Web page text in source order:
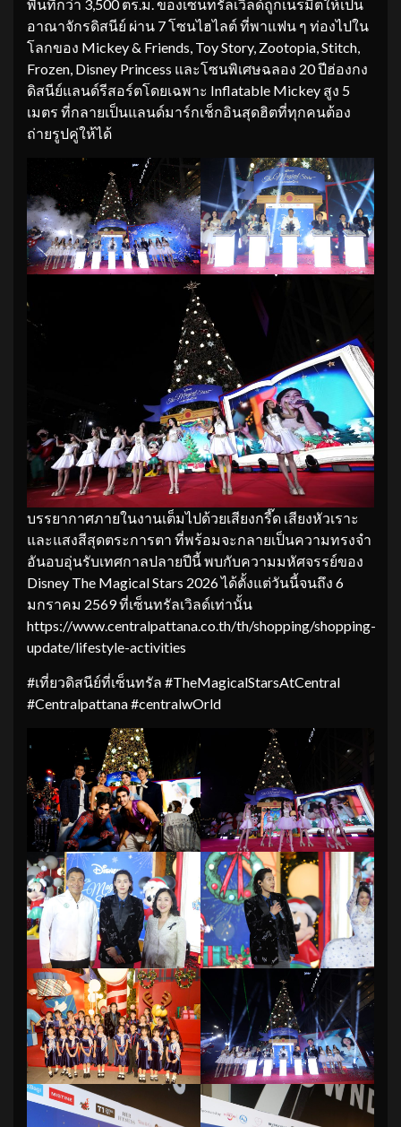
พื้นที่กว่า 3,500 ตร.ม. ของเซ็นทรัลเวิลด์ถูกเนรมิตให้เป็น
อาณาจักรดิสนีย์ ผ่าน 7 โซนไฮไลต์ ที่พาแฟน ๆ ท่องไปใน
โลกของ Mickey & Friends, Toy Story, Zootopia, Stitch,
Frozen, Disney Princess และโซนพิเศษฉลอง 20 ปีฮ่องกง
ดิสนีย์แลนด์รีสอร์ตโดยเฉพาะ Inflatable Mickey สูง 5
เมตร ที่กลายเป็นแลนด์มาร์กเช็กอินสุดฮิตที่ทุกคนต้อง
ถ่ายรูปคู่ให้ได้
บรรยากาศภายในงานเต็มไปด้วยเสียงกรี๊ด เสียงหัวเราะ
และแสงสีสุดตระการตา ที่พร้อมจะกลายเป็นความทรงจำ
อันอบอุ่นรับเทศกาลปลายปีนี้ พบกับความมหัศจรรย์ของ
Disney The Magical Stars 2026 ได้ตั้งแต่วันนี้จนถึง 6
มกราคม 2569 ที่เซ็นทรัลเวิลด์เท่านั้น
https://www.centralpattana.co.th/th/shopping/shopping-
update/lifestyle-activities
#เที่ยวดิสนีย์ที่เซ็นทรัล #TheMagicalStarsAtCentral
#Centralpattana #centralwOrld